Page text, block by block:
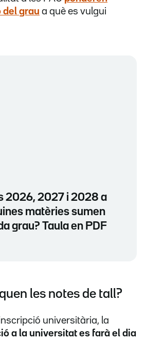
del grau a què es vulgui
2026, 2027 i 2028 a
matèries sumen
grau? Taula en PDF
les notes de tall?
universitària, la
a la universitat es farà el dia